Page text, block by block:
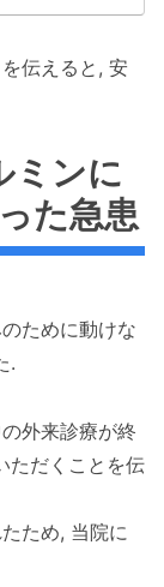
伝えると, 安
ミンに
た急患
ために動けな
.
外来診療が終
ただくことを伝
ため, 当院に